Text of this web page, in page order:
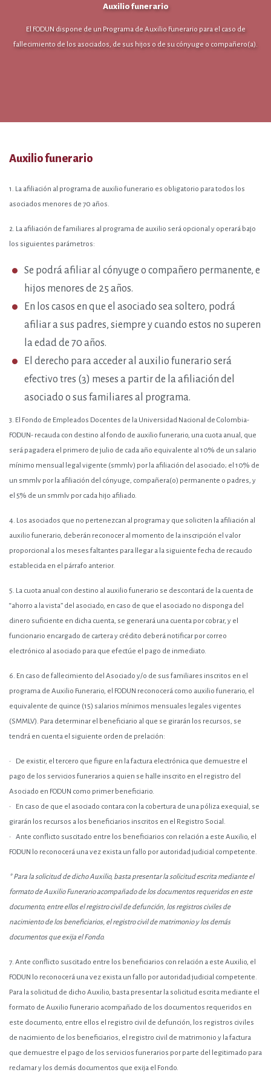
Auxilio funerario
El FODUN dispone de un Programa de Auxilio Funerario para el caso de
fallecimiento de los asociados, de sus hijos o de su cónyuge o compañero(a).
Auxilio funerario
1. La afiliación al programa de auxilio funerario es obligatorio para todos los
asociados menores de 70 años.
2. La afiliación de familiares al programa de auxilio será opcional y operará bajo
los siguientes parámetros:
Se podrá afiliar al cónyuge o compañero permanente, e
hijos menores de 25 años.
En los casos en que el asociado sea soltero, podrá
afiliar a sus padres, siempre y cuando estos no superen
la edad de 70 años.
El derecho para acceder al auxilio funerario será
efectivo tres (3) meses a partir de la afiliación del
asociado o sus familiares al programa.
3. El Fondo de Empleados Docentes de la Universidad Nacional de Colombia-
FODUN- recauda con destino al fondo de auxilio funerario, una cuota anual, que
será pagadera el primero de julio de cada año equivalente al 10% de un salario
mínimo mensual legal vigente (smmlv) por la afiliación del asociado; el 10% de
un smmlv por la afiliación del cónyuge, compañera(o) permanente o padres, y
el 5% de un smmlv por cada hijo afiliado.
4. Los asociados que no pertenezcan al programa y que soliciten la afiliación al
auxilio funerario, deberán reconocer al momento de la inscripción el valor
proporcional a los meses faltantes para llegar a la siguiente fecha de recaudo
establecida en el párrafo anterior.
5. La cuota anual con destino al auxilio funerario se descontará de la cuenta de
“ahorro a la vista” del asociado, en caso de que el asociado no disponga del
dinero suficiente en dicha cuenta, se generará una cuenta por cobrar, y el
funcionario encargado de cartera y crédito deberá notificar por correo
electrónico al asociado para que efectúe el pago de inmediato.
6. En caso de fallecimiento del Asociado y/o de sus familiares inscritos en el
programa de Auxilio Funerario, el FODUN reconocerá como auxilio funerario, el
equivalente de quince (15) salarios mínimos mensuales legales vigentes
(SMMLV). Para determinar el beneficiario al que se girarán los recursos, se
tendrá en cuenta el siguiente orden de prelación:
• De existir, el tercero que figure en la factura electrónica que demuestre el
pago de los servicios funerarios a quien se halle inscrito en el registro del
Asociado en FODUN como primer beneficiario.
• En caso de que el asociado contara con la cobertura de una póliza exequial, se
girarán los recursos a los beneficiarios inscritos en el Registro Social.
• Ante conflicto suscitado entre los beneficiarios con relación a este Auxilio, el
FODUN lo reconocerá una vez exista un fallo por autoridad judicial competente.
* Para la solicitud de dicho Auxilio, basta presentar la solicitud escrita mediante el
formato de Auxilio Funerario acompañado de los documentos requeridos en este
documento, entre ellos el registro civil de defunción, los registros civiles de
nacimiento de los beneficiarios, el registro civil de matrimonio y los demás
documentos que exija el Fondo.
7. Ante conflicto suscitado entre los beneficiarios con relación a este Auxilio, el
FODUN lo reconocerá una vez exista un fallo por autoridad judicial competente.
Para la solicitud de dicho Auxilio, basta presentar la solicitud escrita mediante el
formato de Auxilio Funerario acompañado de los documentos requeridos en
este documento, entre ellos el registro civil de defunción, los registros civiles
de nacimiento de los beneficiarios, el registro civil de matrimonio y la factura
que demuestre el pago de los servicios funerarios por parte del legitimado para
reclamar y los demás documentos que exija el Fondo.